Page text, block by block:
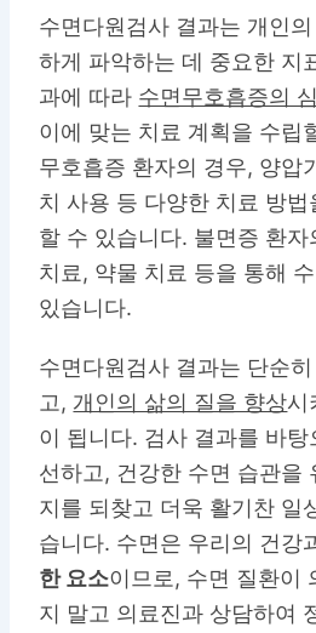
수면다원검사 결과는 개인
하게 파악하는 데 중요한 지
과에 따라 수면무호흡증의
이에 맞는 치료 계획을 수립
무호흡증 환자의 경우, 양압
치 사용 등 다양한 치료 방
할 수 있습니다. 불면증 환
치료, 약물 치료 등을 통해
있습니다.
수면다원검사 결과는 단순
고, 개인의 삶의 질을 향상시
이 됩니다. 검사 결과를 바
선하고, 건강한 수면 습관을
지를 되찾고 더욱 활기찬 일
습니다. 수면은 우리의 건강
한 요소이므로, 수면 질환이
지 말고 의료진과 상담하여